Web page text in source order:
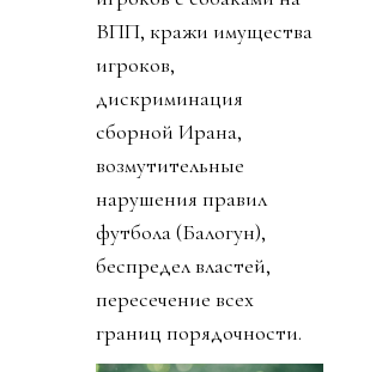
ВПП, кражи имущества
игроков,
дискриминация
сборной Ирана,
возмутительные
нарушения правил
футбола (Балогун),
беспредел властей,
пересечение всех
границ порядочности.